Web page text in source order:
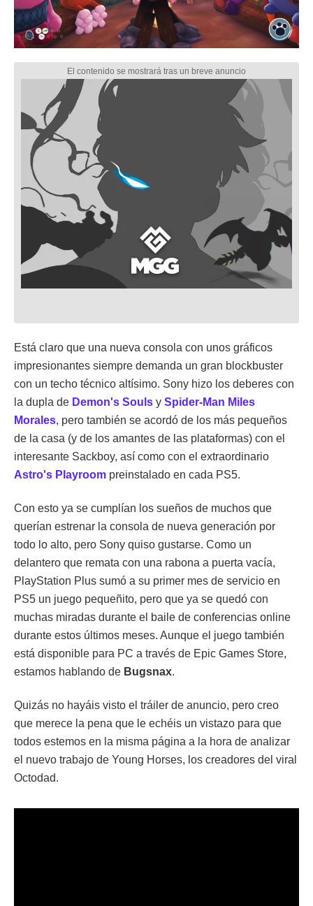
Está claro que una nueva consola con unos gráficos
impresionantes siempre demanda un gran blockbuster
con un techo técnico altísimo. Sony hizo los deberes con
la dupla de Demon's Souls y Spider-Man Miles
Morales, pero también se acordó de los más pequeños
de la casa (y de los amantes de las plataformas) con el
interesante Sackboy, así como con el extraordinario
Astro's Playroom preinstalado en cada PS5.
Con esto ya se cumplían los sueños de muchos que
querían estrenar la consola de nueva generación por
todo lo alto, pero Sony quiso gustarse. Como un
delantero que remata con una rabona a puerta vacía,
PlayStation Plus sumó a su primer mes de servicio en
PS5 un juego pequeñito, pero que ya se quedó con
muchas miradas durante el baile de conferencias online
durante estos últimos meses. Aunque el juego también
está disponible para PC a través de Epic Games Store,
estamos hablando de Bugsnax.
Quizás no hayáis visto el tráiler de anuncio, pero creo
que merece la pena que le echéis un vistazo para que
todos estemos en la misma página a la hora de analizar
el nuevo trabajo de Young Horses, los creadores del viral
Octodad.